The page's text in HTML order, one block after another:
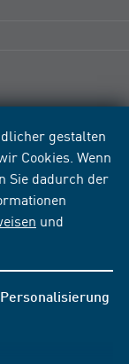
gestalten
Cookies. Wenn
Sie dadurch der
und
Personalisierung